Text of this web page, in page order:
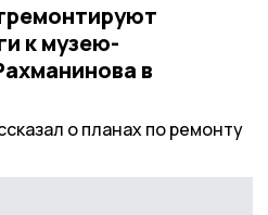
к музею-
в
о планах по ремонту